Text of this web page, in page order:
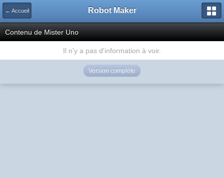
← Accueil Robot Maker
Contenu de Mister Uno
Il n'y a pas d'information à voir.
Version complète